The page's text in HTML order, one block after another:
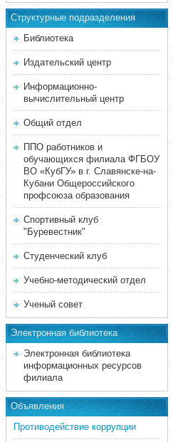
Структурные подразделения
Библиотека
Издательский центр
Информационно-
вычислительный центр
Общий отдел
ППО работников и
обучающихся филиала ФГБОУ
ВО «КубГУ» в г. Славянске-на-
Кубани Общероссийского
профсоюза образования
Спортивный клуб
"Буревестник"
Студенческий клуб
Учебно-методический отдел
Ученый совет
Электронная библиотека
Электронная библиотека
информационных ресурсов
филиала
Объявления
Противодействие коррупции